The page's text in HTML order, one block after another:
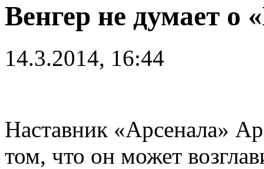
Венгер не думает о
14.3.2014, 16:44
Наставник «Арсенала»
том, что он может